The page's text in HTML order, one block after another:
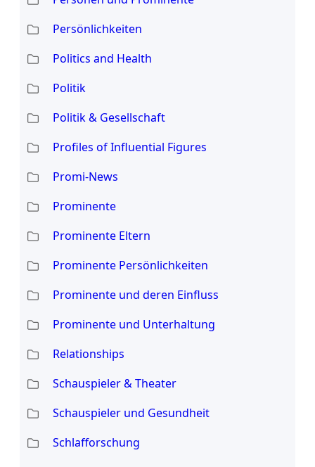
Persönlichkeiten
Politics and Health
Politik
Politik & Gesellschaft
Profiles of Influential Figures
Promi-News
Prominente
Prominente Eltern
Prominente Persönlichkeiten
Prominente und deren Einfluss
Prominente und Unterhaltung
Relationships
Schauspieler & Theater
Schauspieler und Gesundheit
Schlafforschung